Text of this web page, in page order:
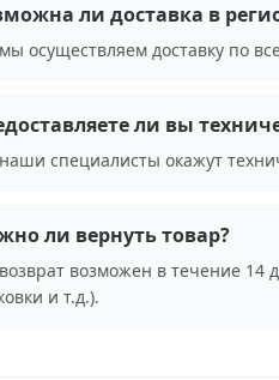
ли доставка в
осуществляем доставку по
ли вы
специалисты окажут
ли вернуть товар?
возможен в течение 14
и т.д.).